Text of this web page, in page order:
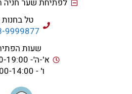
לפתיחת שער חניה
טל בחנות
9999877
שעות
א'-ה'- 10:00-19:00
ו' - 10:00-14:00